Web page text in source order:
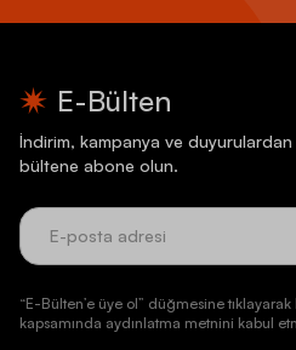
E-Bülten
İndirim, kampanya ve
bültene abone olun.
“E-Bülten’e üye ol” düğmesine
kapsamında aydınlatma metnini kabul